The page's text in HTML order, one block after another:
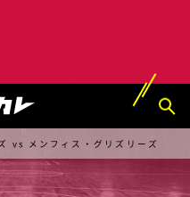
vs メンフィス・グリズリーズ